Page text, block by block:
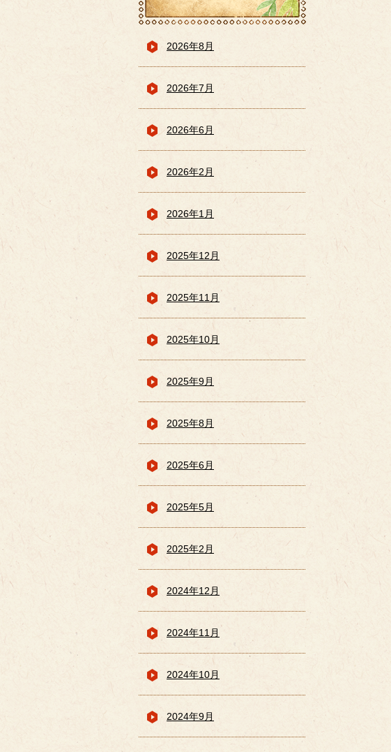
1/24(土)、1/30(金)
2026年8月
2026年7月
2026年6月
2026年2月
2026年1月
2025年12月
2025年11月
2025年10月
2025年9月
2025年8月
2025年6月
2025年5月
2025年2月
2024年12月
2024年11月
2024年10月
2024年9月